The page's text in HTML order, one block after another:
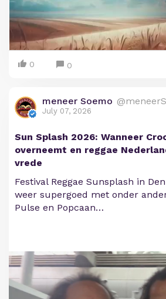
0 0
meneer Soemo
July 07, 2026
Sun Splash 2026: Wanneer
overneemt en reggae
vrede
Festival Reggae Sunsplash in
weer supergoed met onder
Pulse en Popcaan…